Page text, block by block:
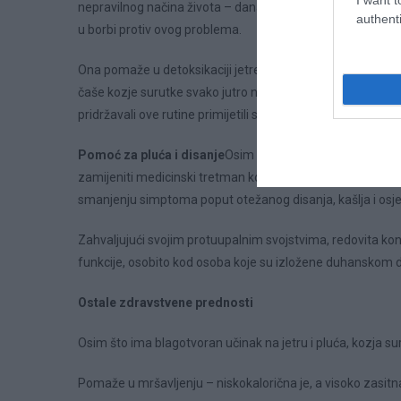
nepravilnog načina života – danas je jedan od najčešćih
u borbi protiv ovog problema.
Ona pomaže u detoksikaciji jetre, potiče regeneraciju
čaše kozje surutke svako jutro na prazan želudac,
pridržavali ove rutine primijetili su smanjenje osjećaja
Pomoć za pluća i disanjeOsim što pomaže jetri, kozja
zamijeniti medicinski tretman kod ozbiljnih plućnih
smanjenju simptoma poput otežanog disanja, kašlja i
Zahvaljujući svojim protuupalnim svojstvima, redovita
funkcije, osobito kod osoba koje su izložene duhanskom
Ostale zdravstvene prednosti
Osim što ima blagotvoran učinak na jetru i pluća, kozja
Pomaže u mršavljenju – niskokalorična je, a visoko